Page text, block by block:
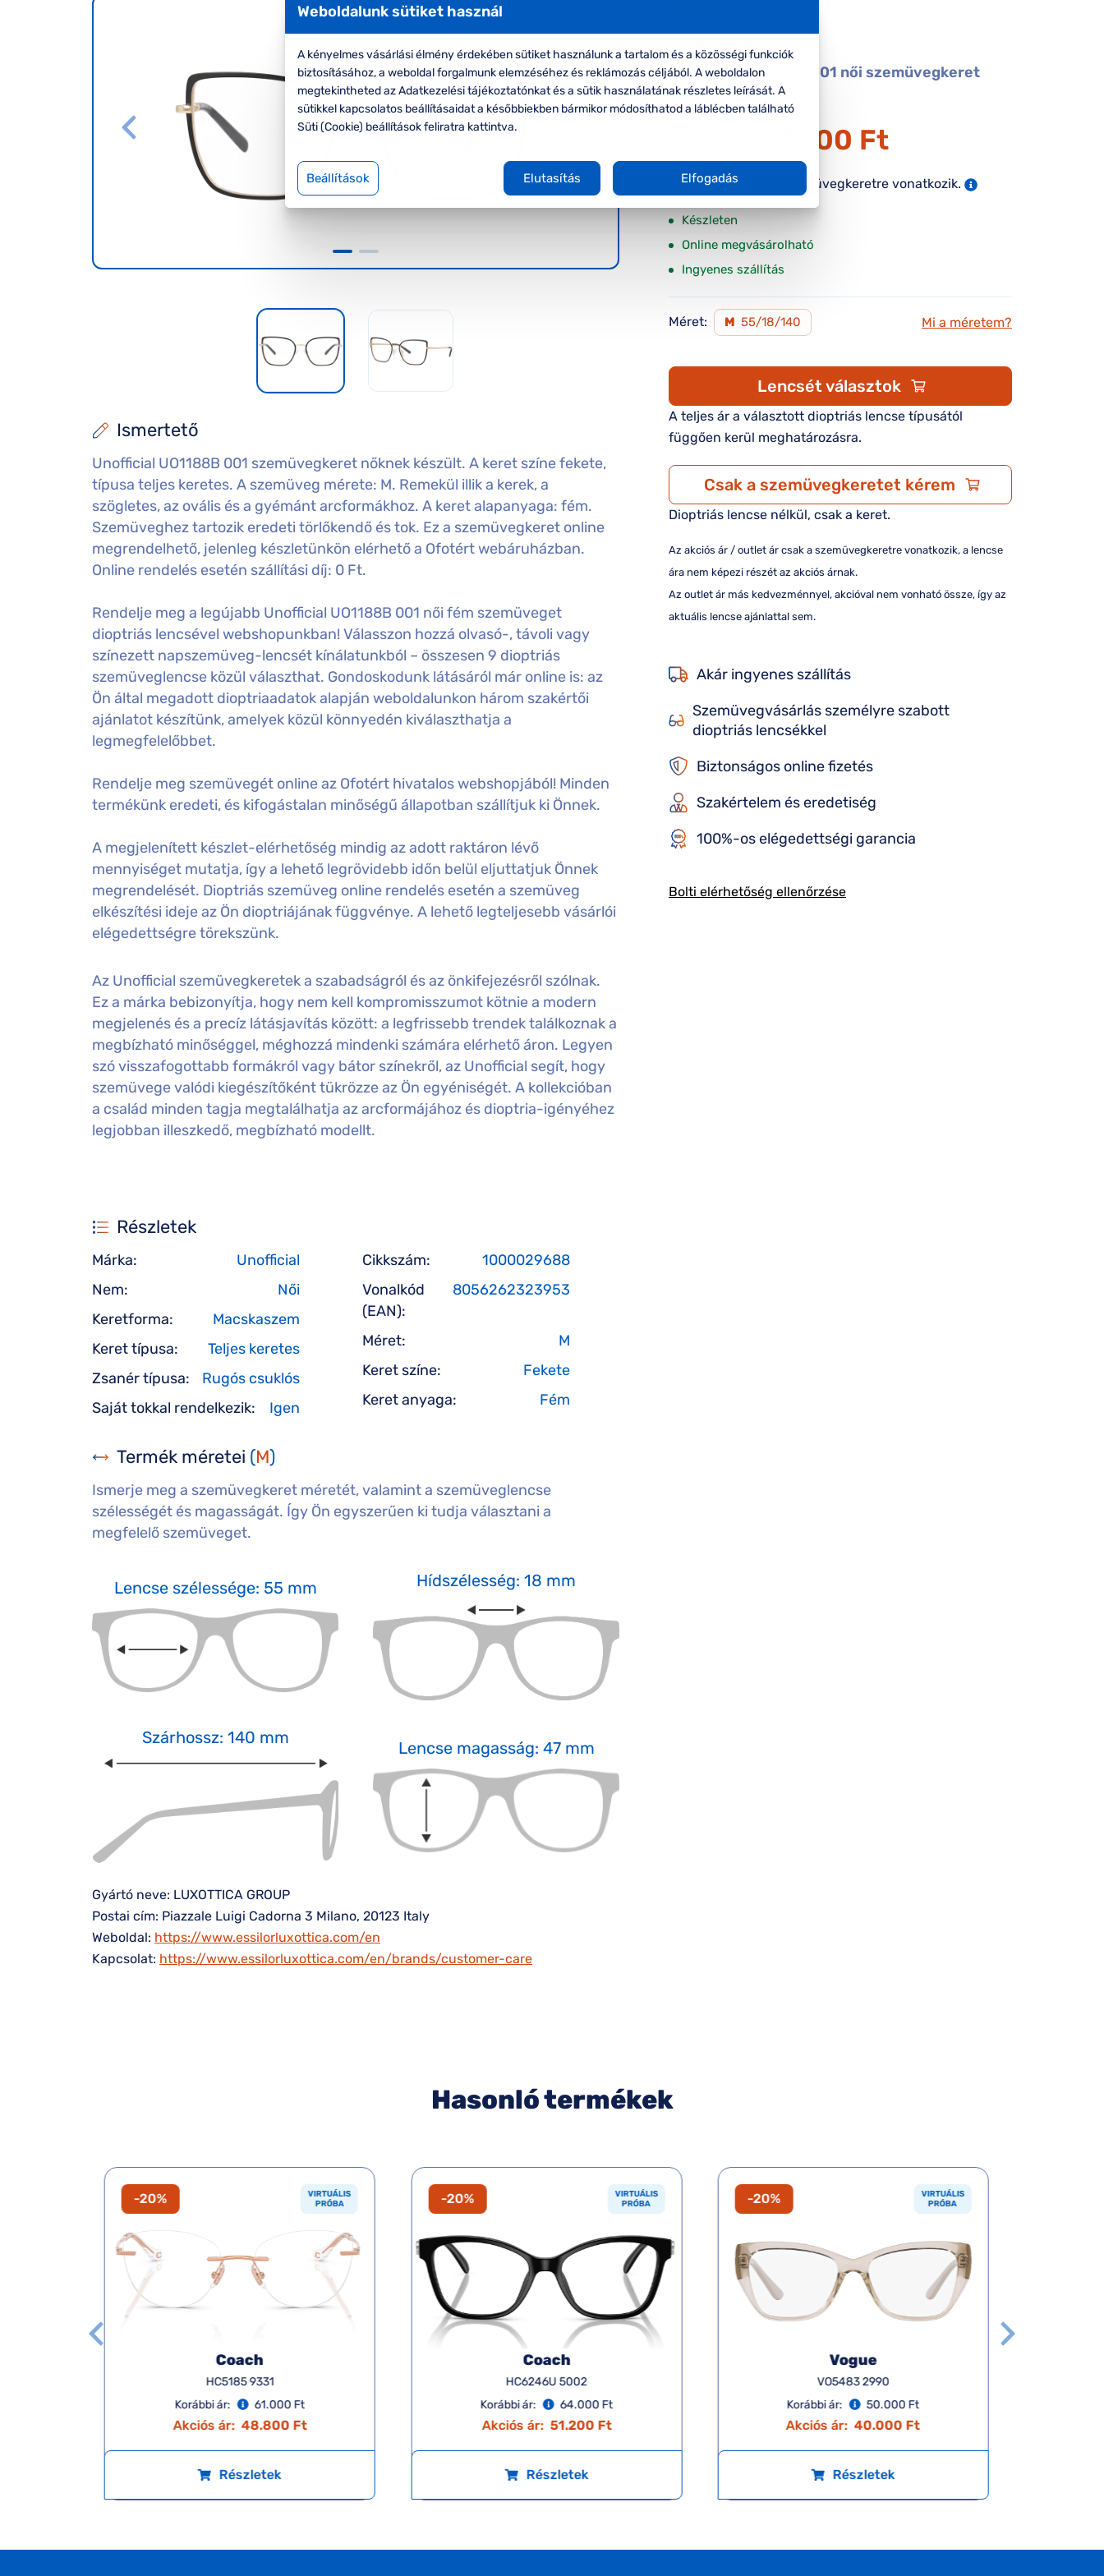
Ismertető
Unofficial UO1188B 001 szemüvegkeret nőknek készült. A keret színe fekete,
típusa teljes keretes. A szemüveg mérete: M. Remekül illik a kerek, a
szögletes, az ovális és a gyémánt arcformákhoz. A keret alapanyaga: fém.
Szemüveghez tartozik eredeti törlőkendő és tok. Ez a szemüvegkeret online
megrendelhető, jelenleg készletünkön elérhető a Ofotért webáruházban.
Online rendelés esetén szállítási díj: 0 Ft.
Rendelje meg a legújabb Unofficial UO1188B 001 női fém szemüveget
dioptriás lencsével webshopunkban! Válasszon hozzá olvasó-, távoli vagy
színezett napszemüveg-lencsét kínálatunkból – összesen 9 dioptriás
szemüveglencse közül választhat. Gondoskodunk látásáról már online is: az
Ön által megadott dioptriaadatok alapján weboldalunkon három szakértői
ajánlatot készítünk, amelyek közül könnyedén kiválaszthatja a
legmegfelelőbbet.
Rendelje meg szemüvegét online az Ofotért hivatalos webshopjából! Minden
termékünk eredeti, és kifogástalan minőségű állapotban szállítjuk ki Önnek.
A megjelenített készlet-elérhetőség mindig az adott raktáron lévő
mennyiséget mutatja, így a lehető legrövidebb időn belül eljuttatjuk Önnek
megrendelését. Dioptriás szemüveg online rendelés esetén a szemüveg
elkészítési ideje az Ön dioptriájának függvénye. A lehető legteljesebb vásárlói
elégedettségre törekszünk.
Az Unofficial szemüvegkeretek a szabadságról és az önkifejezésről szólnak.
Ez a márka bebizonyítja, hogy nem kell kompromisszumot kötnie a modern
megjelenés és a precíz látásjavítás között: a legfrissebb trendek találkoznak a
megbízható minőséggel, méghozzá mindenki számára elérhető áron. Legyen
szó visszafogottabb formákról vagy bátor színekről, az Unofficial segít, hogy
szemüvege valódi kiegészítőként tükrözze az Ön egyéniségét. A kollekcióban
a család minden tagja megtalálhatja az arcformájához és dioptria-igényéhez
legjobban illeszkedő, megbízható modellt.
Részletek
Márka:
Unofficial
Nem:
Női
Keretforma:
Macskaszem
Keret típusa:
Teljes keretes
Zsanér típusa:
Rugós csuklós
Saját tokkal rendelkezik:
Igen
Cikkszám:
1000029688
Vonalkód
(EAN):
8056262323953
Méret:
M
Keret színe:
Fekete
Keret anyaga:
Fém
Termék méretei (M)
Ismerje meg a szemüvegkeret méretét, valamint a szemüveglencse
szélességét és magasságát. Így Ön egyszerűen ki tudja választani a
megfelelő szemüveget.
Lencse szélessége: 55 mm Hídszélesség: 18 mm
Szárhossz: 140 mm
Lencse magasság: 47 mm
Gyártó neve: LUXOTTICA GROUP
Postai cím: Piazzale Luigi Cadorna 3 Milano, 20123 Italy
Weboldal: https://www.essilorluxottica.com/en
Kapcsolat: https://www.essilorluxottica.com/en/brands/customer-care
Unofficial
Unofficial UO1188B 001 női szemüvegkeret
Korábbi ár: 33.000 Ft
23.100 Ft
A feltűntetett ár a szemüvegkeretre vonatkozik.
Készleten
Online megvásárolható
Ingyenes szállítás
Méret: M 55/18/140 Mi a méretem?
Lencsét választok
A teljes ár a választott dioptriás lencse típusától
függően kerül meghatározásra.
Csak a szemüvegkeretet kérem
Dioptriás lencse nélkül, csak a keret.
Az akciós ár / outlet ár csak a szemüvegkeretre vonatkozik, a lencse
ára nem képezi részét az akciós árnak.
Az outlet ár más kedvezménnyel, akcióval nem vonható össze, így az
aktuális lencse ajánlattal sem.
Akár ingyenes szállítás
Szemüvegvásárlás személyre szabott
dioptriás lencsékkel
Biztonságos online fizetés
Szakértelem és eredetiség
100%-os elégedettségi garancia
Bolti elérhetőség ellenőrzése
Hasonló termékek
-20%
VIRTUÁLIS
PRÓBA
Coach
HC5185 9331
Korábbi ár:
61.000 Ft
Akciós ár: 48.800 Ft
Részletek
-20%
VIRTUÁLIS
PRÓBA
Coach
HC6246U 5002
Korábbi ár:
64.000 Ft
Akciós ár: 51.200 Ft
Részletek
-20%
VIRTUÁLIS
PRÓBA
Vogue
VO5483 2990
Korábbi ár:
50.000 Ft
Akciós ár: 40.000 Ft
Részletek
Weboldalunk sütiket használ
A kényelmes vásárlási élmény érdekében sütiket használunk a tartalom és a közösségi funkciók
biztosításához, a weboldal forgalmunk elemzéséhez és reklámozás céljából. A weboldalon
megtekintheted az Adatkezelési tájékoztatónkat és a sütik használatának részletes leírását. A
sütikkel kapcsolatos beállításaidat a későbbiekben bármikor módosíthatod a láblécben található
Süti (Cookie) beállítások feliratra kattintva.
Beállítások Elutasítás Elfogadás